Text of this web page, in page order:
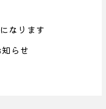
なります
らせ